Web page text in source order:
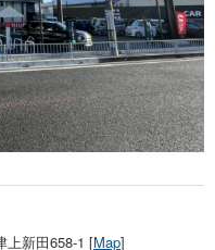
上新田658-1 [Map]